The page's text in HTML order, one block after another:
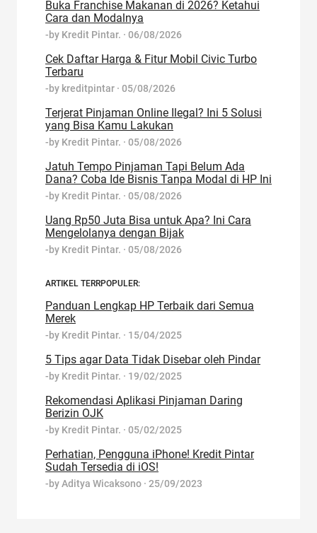
Buka Franchise Makanan di 2026? Ketahui
Cara dan Modalnya
-by Kredit Pintar. · 06/08/2026
Cek Daftar Harga & Fitur Mobil Civic Turbo
Terbaru
-by kreditpintar · 05/08/2026
Terjerat Pinjaman Online Ilegal? Ini 5 Solusi
yang Bisa Kamu Lakukan
-by Kredit Pintar. · 05/08/2026
Jatuh Tempo Pinjaman Tapi Belum Ada
Dana? Coba Ide Bisnis Tanpa Modal di HP Ini
-by Kredit Pintar. · 05/08/2026
Uang Rp50 Juta Bisa untuk Apa? Ini Cara
Mengelolanya dengan Bijak
-by Kredit Pintar. · 05/08/2026
ARTIKEL TERRPOPULER:
Panduan Lengkap HP Terbaik dari Semua
Merek
-by Kredit Pintar. · 15/04/2025
5 Tips agar Data Tidak Disebar oleh Pindar
-by Kredit Pintar. · 19/02/2025
Rekomendasi Aplikasi Pinjaman Daring
Berizin OJK
-by Kredit Pintar. · 05/02/2025
Perhatian, Pengguna iPhone! Kredit Pintar
Sudah Tersedia di iOS!
-byAditya Wicaksono · 25/09/2023